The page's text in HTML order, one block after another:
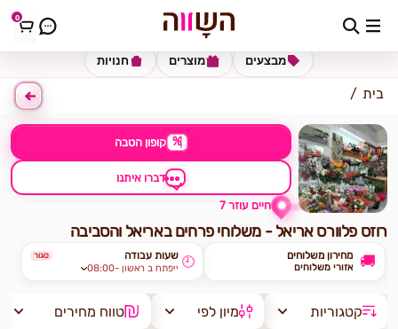
0 כתובת למשלוח הזינו כתובת
חנויות מוצרים מבצעים
בית
% קופון הטבה
דברו איתנו
חיים עוזר 7
רוזס פלוורס אריאל - משלוחי פרחים באריאל והסביבה
מחירון משלוחים
אזורי משלוחים 🚚 שעות עבודה סגור
08:00- ייפתח ב ראשון 🕘
קטגוריות מיון לפי טווח מחירים